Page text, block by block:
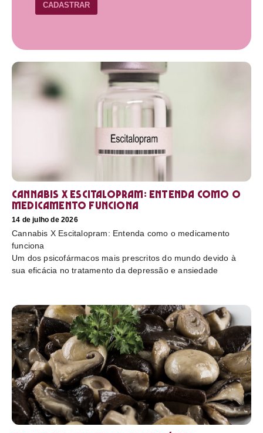
CADASTRAR
Cannabis X Escitalopram: Entenda como o
medicamento funciona
14 de julho de 2026
Cannabis X Escitalopram: Entenda como o medicamento
funciona
Um dos psicofármacos mais prescritos do mundo devido à
sua eficácia no tratamento da depressão e ansiedade